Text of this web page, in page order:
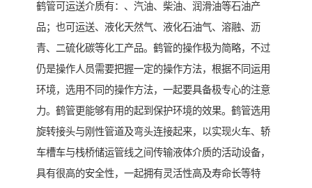
鹤管可运送介质有：、汽油、柴油、润滑油等石油产
品；也可运送、液化天然气、液化石油气、溶融、沥
青、二硫化碳等化工产品。鹤管的操作极为简略，不过
仍是操作人员需要把握一定的操作方法，根据不同运用
环境，选用不同的操作方法，一起要具备极专心的注意
力。鹤管更能够有用的起到保护环境的效果。鹤管选用
旋转接头与刚性管道及弯头连接起来，以实现火车、轿
车槽车与栈桥储运管线之间传输液体介质的活动设备，
具有很高的安全性，一起拥有灵活性高及寿命长等特